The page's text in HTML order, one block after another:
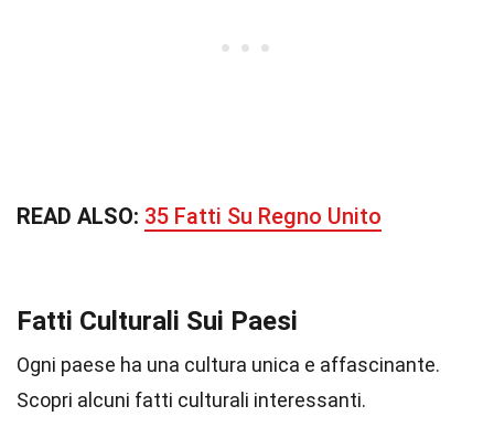
READ ALSO: 35 Fatti Su Regno Unito
Fatti Culturali Sui Paesi
Ogni paese ha una cultura unica e affascinante.
Scopri alcuni fatti culturali interessanti.